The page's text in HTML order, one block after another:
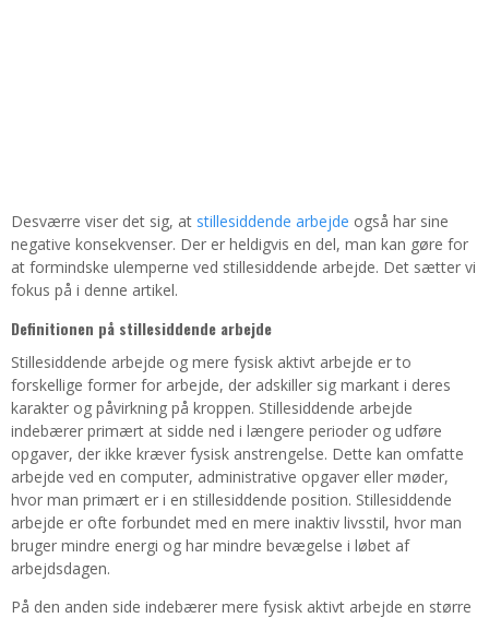
Desværre viser det sig, at stillesiddende arbejde også har sine
negative konsekvenser. Der er heldigvis en del, man kan gøre for
at formindske ulemperne ved stillesiddende arbejde. Det sætter vi
fokus på i denne artikel.
Definitionen på stillesiddende arbejde
Stillesiddende arbejde og mere fysisk aktivt arbejde er to
forskellige former for arbejde, der adskiller sig markant i deres
karakter og påvirkning på kroppen. Stillesiddende arbejde
indebærer primært at sidde ned i længere perioder og udføre
opgaver, der ikke kræver fysisk anstrengelse. Dette kan omfatte
arbejde ved en computer, administrative opgaver eller møder,
hvor man primært er i en stillesiddende position. Stillesiddende
arbejde er ofte forbundet med en mere inaktiv livsstil, hvor man
bruger mindre energi og har mindre bevægelse i løbet af
arbejdsdagen.
På den anden side indebærer mere fysisk aktivt arbejde en større